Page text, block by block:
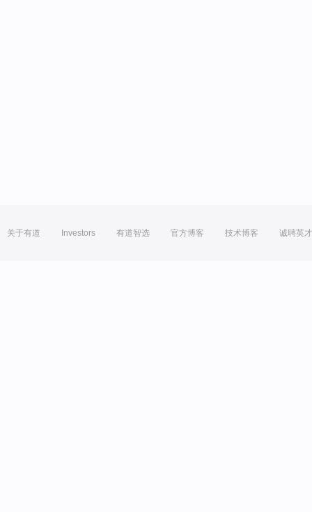
关于有道 Investors 有道智选 官方博客 技术博客 诚聘英才